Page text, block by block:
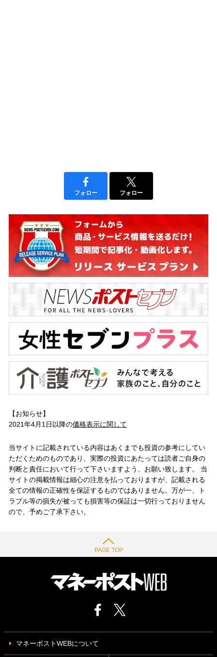
フォロー フォロー
【お知らせ】
2021年4月1日以降の価格表示に関して
当サイトに記載されている内容はあくまでも投資の参考にしてい
ただくためのものであり、実際の投資にあたっては読者ご自身の
判断と責任において行って下さいますよう、お願い致します。 当
サイトの掲載情報は細心の注意を払っておりますが、記載される
全ての情報の正確性を保証するものではありません。万が一、ト
ラブル等の損失が被っても損害等の保証は一切行っておりません
ので、予めご了承下さい。
PAGE TOP
マネーポストWEBについて